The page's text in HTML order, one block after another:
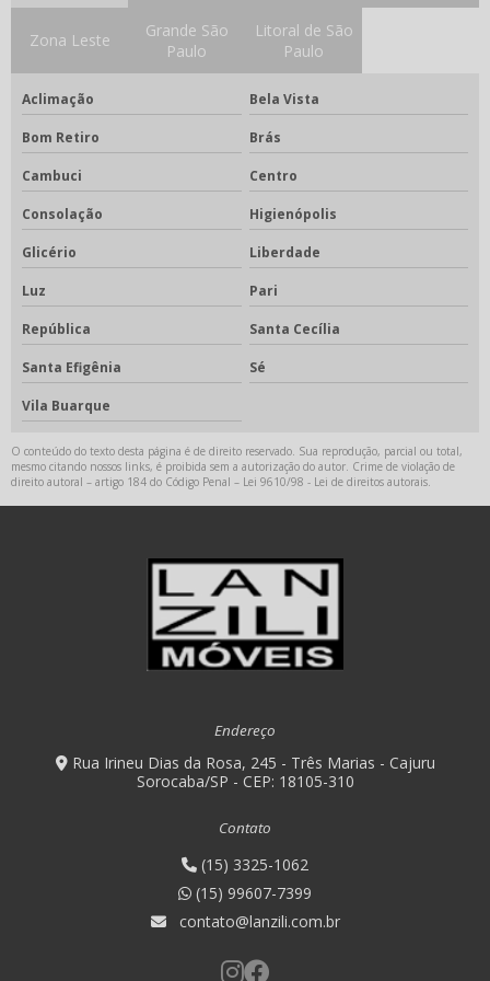
Marcenaria móveis planejados em sorocaba
Melhor empresa de cozinha planejada
Móveis planejados ambientes corporativos
Móveis planejados corporativos
Móveis planejados para quarto e cozinha
Móveis planejados Sorocaba
Móveis planejados sorocaba melhor preço
Móveis sob medida para cozinha
Orçamento closet planejado
Valor closet sob medida
Zona Leste
Grande São
Paulo
Litoral de São
Paulo
Aclimação Bela Vista
Bom Retiro Brás
Cambuci Centro
Consolação Higienópolis
Glicério Liberdade
Luz Pari
República Santa Cecília
Santa Efigênia Sé
Vila Buarque
O conteúdo do texto desta página é de direito reservado. Sua reprodução, parcial ou total,
mesmo citando nossos links, é proibida sem a autorização do autor. Crime de violação de
direito autoral – artigo 184 do Código Penal – Lei 9610/98 - Lei de direitos autorais
Endereço
Rua Irineu Dias da Rosa, 245 - Três Marias - Cajuru
Sorocaba/SP - CEP: 18105-310
Contato
(15) 3325-1062
(15) 99607-7399
contato@lanzili.com.br